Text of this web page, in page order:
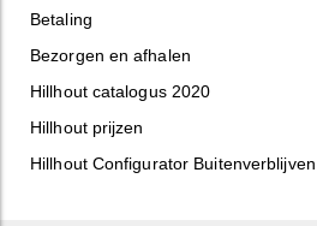
Betaling
Bezorgen en afhalen
Hillhout catalogus 2020
Hillhout prijzen
Hillhout Configurator Buitenverblijven